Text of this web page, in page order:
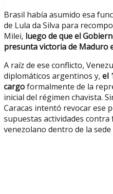
Brasil había asumido esa
de Lula da Silva para
Milei, luego de que el
presunta victoria de Maduro
A raíz de ese conflicto,
diplomáticos argentinos y, el
cargoformalmente de la
inicial del régimen chavista.
Caracas intentó revocar ese
supuestas actividades
venezolano dentro de la